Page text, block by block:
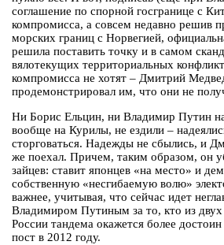
соглашение по спорной госгранице с
компромисса, а совсем недавно решив
морских границ с Норвегией,
решила поставить точку и в самом
вялотекущих территориальных
компромисса не хотят – Дмитрий
продемонстрировал им, что они не
Ни Борис Ельцин, ни Владимир Путин
вообще на Курилы, не ездили –
сторговаться. Надежды не сбылись, и
же поехал. Причем, таким образом, он
зайцев: ставит японцев «на место» и
собственную «несгибаемую волю»
важнее, учитывая, что сейчас идет
Владимиром Путиным за то, кто из двух
России тандема окажется более достоин
пост в 2012 году.